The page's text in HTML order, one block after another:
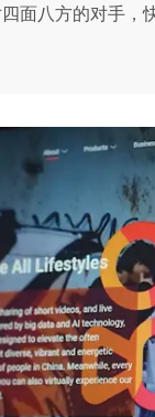
面八方的对手，